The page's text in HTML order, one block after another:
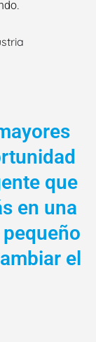
que
en una
el